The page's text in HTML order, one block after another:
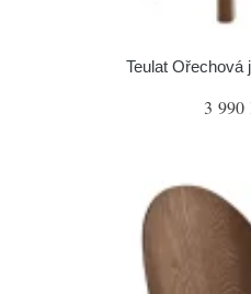
Teulat Ořechová
3 990